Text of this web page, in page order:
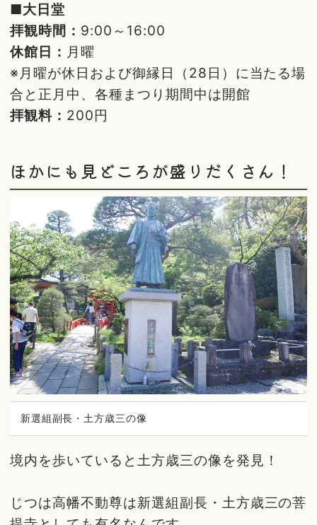
■大日堂
拝観時間： 9:00～16:00
休館日： 月曜
※月曜が休日および御縁日（28日）に当たる場
合と正月中、各種まつり期間中は開館
拝観料： 200円
ほかにも見どころが盛りだくさん！
新選組副長・土方歳三の像
境内を歩いていると土方歳三の像を発見！
じつは高幡不動尊は新選組副長・土方歳三の菩